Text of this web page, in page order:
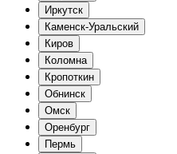
Иркутск
Каменск-Уральский
Киров
Коломна
Кропоткин
Обнинск
Омск
Оренбург
Пермь